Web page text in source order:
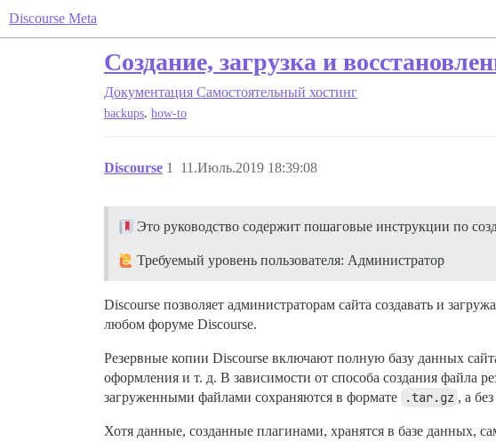
Discourse Meta
Создание, загрузка и
Документация Самостоятельный хостинг
backups, how-to
Discourse 11.Июль.2019 18:39:08
1
Это руководство содержит пошаговые инструкции по
Требуемый уровень пользователя: Администратор
Discourse позволяет администраторам сайта создавать и
любом форуме Discourse.
Резервные копии Discourse включают полную базу данных
оформления и т. д. В зависимости от способа создания файла
загруженными файлами сохраняются в формате
.tar.gz , а
Хотя данные, созданные плагинами, хранятся в базе данных,